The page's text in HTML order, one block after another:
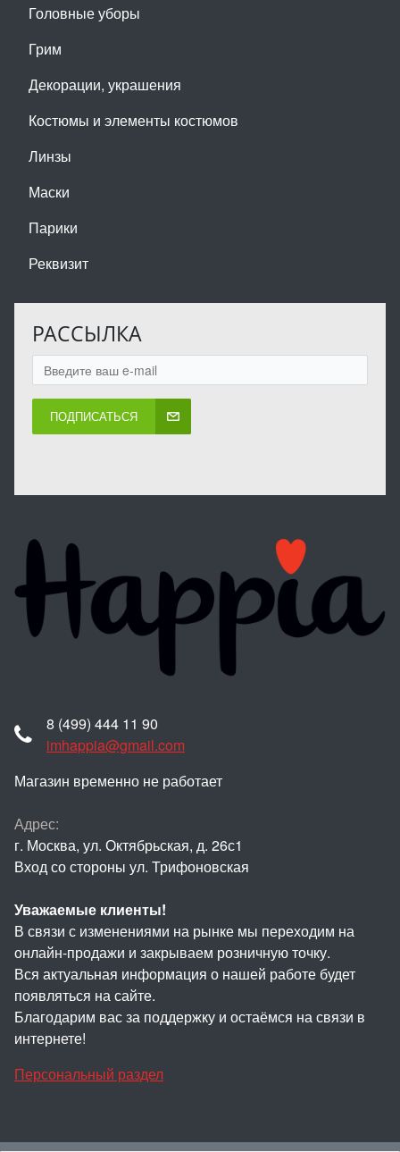
Головные уборы
Грим
Декорации, украшения
Костюмы и элементы костюмов
Линзы
Маски
Парики
Реквизит
РАССЫЛКА
ПОДПИСАТЬСЯ
8 (499) 444 11 90
imhappia@gmail.com
Магазин временно не работает
Адрес:
г. Москва, ул. Октябрьская, д. 26с1
Вход со стороны ул. Трифоновская
Уважаемые клиенты!
В связи с изменениями на рынке мы переходим на
онлайн-продажи и закрываем розничную точку.
Вся актуальная информация о нашей работе будет
появляться на сайте.
Благодарим вас за поддержку и остаёмся на связи в
интернете!
Персональный раздел